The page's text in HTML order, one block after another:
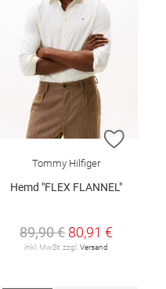
HINZUFÜGEN
ZUR
Tommy Hilfiger
Hemd "FLEX FLANNEL"
89,90 € 80,91 €
inkl. MwSt. zzgl. Versand